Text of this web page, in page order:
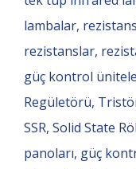
lambalar,
rezistanslar,
güç kontrol
Regületörü,
SSR, Solid State
panoları, güç